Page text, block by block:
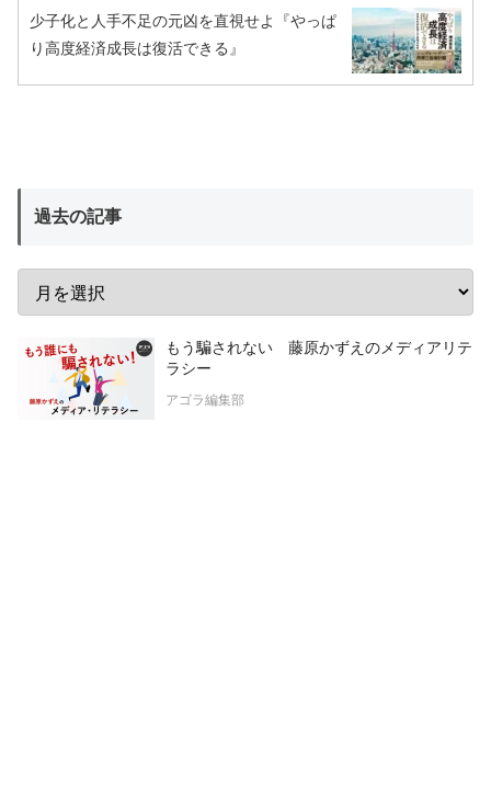
少子化と人手不足の元凶を直視せよ『やっぱ
り高度経済成長は復活できる』
過去の記事
もう騙されない 藤原かずえのメディアリテ
ラシー
アゴラ編集部